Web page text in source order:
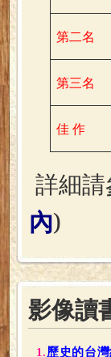
第二名
第三名
佳 作
詳細
內)
影像讀
1.歷史的台